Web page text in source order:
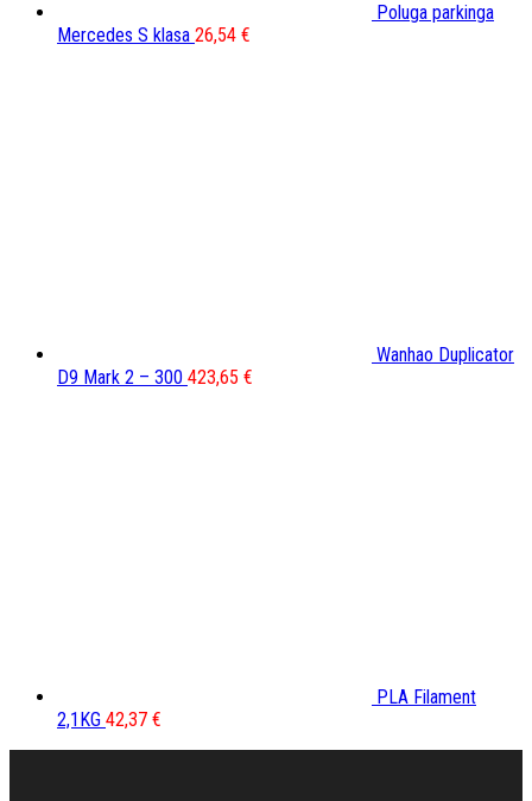
Poluga parkinga
Mercedes S klasa 26,54 €
Wanhao Duplicator
D9 Mark 2 – 300 423,65 €
PLA Filament
2,1KG 42,37 €